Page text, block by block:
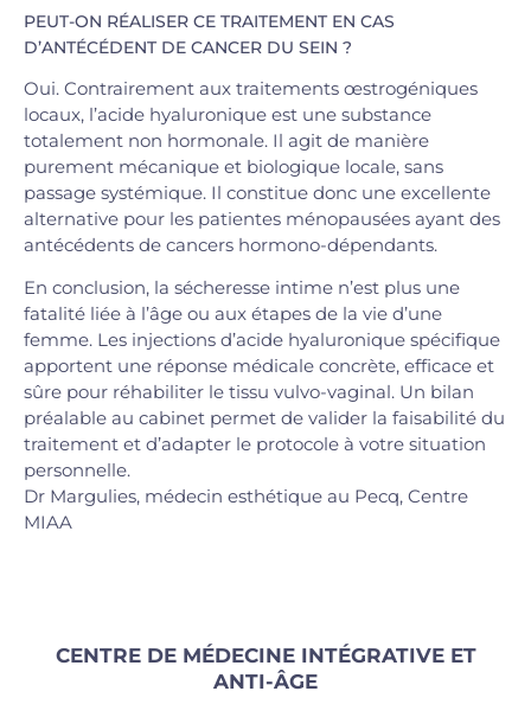
PEUT-ON RÉALISER CE TRAITEMENT EN CAS
D’ANTÉCÉDENT DE CANCER DU SEIN ?
Oui. Contrairement aux traitements œstrogéniques
locaux, l’acide hyaluronique est une substance
totalement non hormonale. Il agit de manière
purement mécanique et biologique locale, sans
passage systémique. Il constitue donc une excellente
alternative pour les patientes ménopausées ayant des
antécédents de cancers hormono-dépendants.
En conclusion, la sécheresse intime n’est plus une
fatalité liée à l’âge ou aux étapes de la vie d’une
femme. Les injections d’acide hyaluronique spécifique
apportent une réponse médicale concrète, efficace et
sûre pour réhabiliter le tissu vulvo-vaginal. Un bilan
préalable au cabinet permet de valider la faisabilité du
traitement et d’adapter le protocole à votre situation
personnelle.
Dr Margulies, médecin esthétique au Pecq, Centre
MIAA
CENTRE DE MÉDECINE INTÉGRATIVE ET
ANTI-ÂGE